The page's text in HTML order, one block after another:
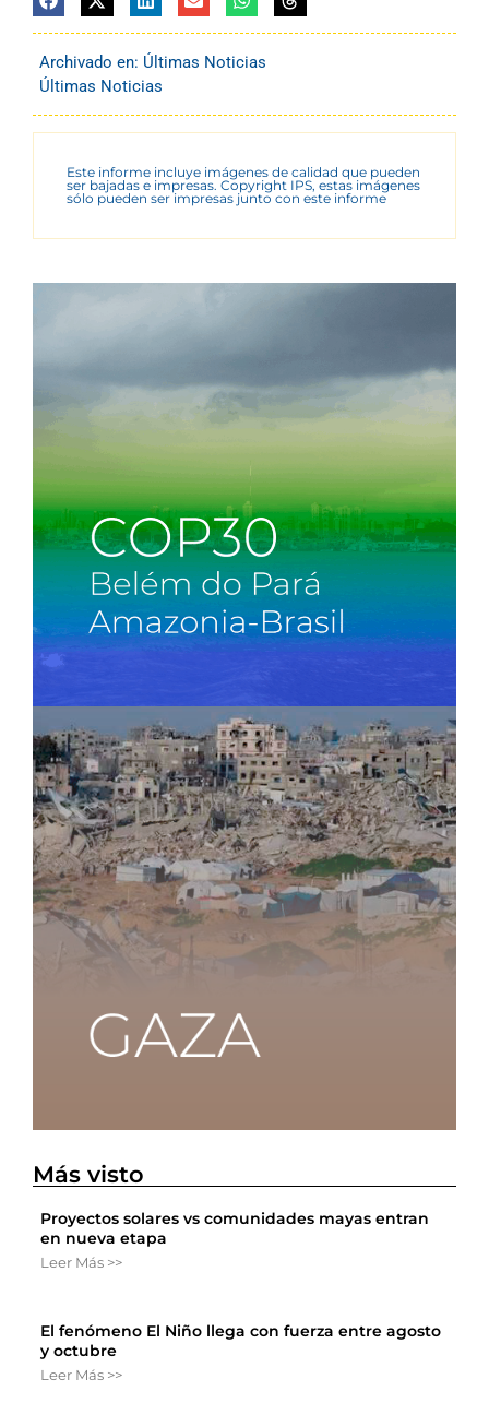
Archivado en: Últimas Noticias
Últimas Noticias
Este informe incluye imágenes de calidad que pueden
ser bajadas e impresas. Copyright IPS, estas imágenes
sólo pueden ser impresas junto con este informe
Más visto
Proyectos solares vs comunidades mayas entran
en nueva etapa
Leer Más >>
El fenómeno El Niño llega con fuerza entre agosto
y octubre
Leer Más >>